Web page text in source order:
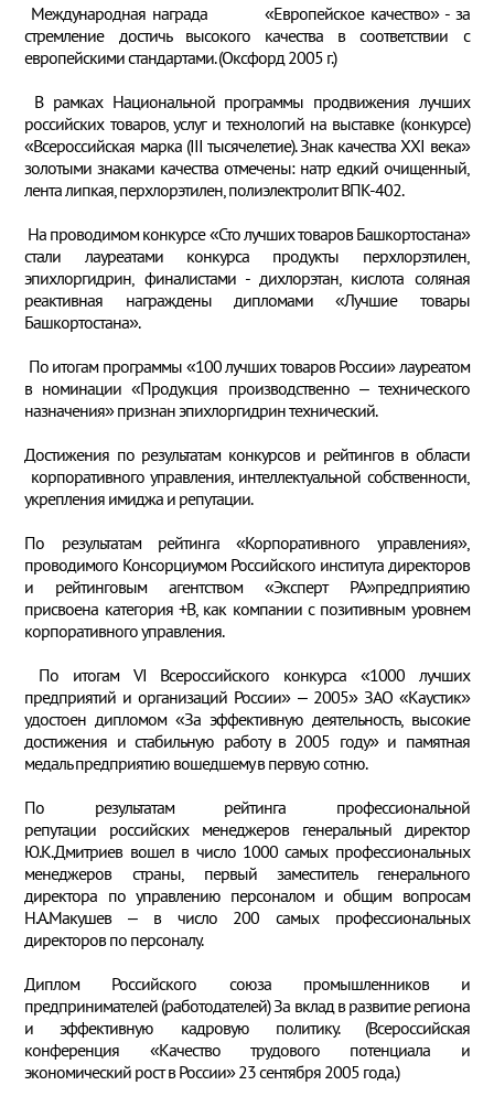
Международная награда «Европейское качество» - за
стремление достичь высокого качества в соответствии с
европейскими стандартами. (Оксфорд 2005 г.)
В рамках Национальной программы продвижения лучших
российских товаров, услуг и технологий на выставке (конкурсе)
«Всероссийская марка (III тысячелетие). Знак качества ХХI века»
золотыми знаками качества отмечены: натр едкий очищенный,
лента липкая, перхлорэтилен, полиэлектролит ВПК-402.
На проводимом конкурсе «Сто лучших товаров Башкортостана»
стали лауреатами конкурса продукты перхлорэтилен,
эпихлоргидрин, финалистами - дихлорэтан, кислота соляная
реактивная награждены дипломами «Лучшие товары
Башкортостана».
По итогам программы «100 лучших товаров России» лауреатом
в номинации «Продукция производственно – технического
назначения» признан эпихлоргидрин технический.
Достижения по результатам конкурсов и рейтингов в области
корпоративного управления, интеллектуальной собственности,
укрепления имиджа и репутации.
По результатам рейтинга «Корпоративного управления»,
проводимого Консорциумом Российского института директоров
и рейтинговым агентством «Эксперт РА»предприятию
присвоена категория +В, как компании с позитивным уровнем
корпоративного управления.
По итогам VI Всероссийского конкурса «1000 лучших
предприятий и организаций России» – 2005» ЗАО «Каустик»
удостоен дипломом «За эффективную деятельность, высокие
достижения и стабильную работу в 2005 году» и памятная
медаль предприятию вошедшему в первую сотню.
По результатам рейтинга профессиональной
репутации российских менеджеров генеральный директор
Ю.К.Дмитриев вошел в число 1000 самых профессиональных
менеджеров страны, первый заместитель генерального
директора по управлению персоналом и общим вопросам
Н.А.Макушев – в число 200 самых профессиональных
директоров по персоналу.
Диплом Российского союза промышленников и
предпринимателей (работодателей) За вклад в развитие региона
и эффективную кадровую политику. (Всероссийская
конференция «Качество трудового потенциала и
экономический рост в России» 23 сентября 2005 года.)